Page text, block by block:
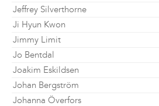
Jeffrey Silverthorne
Ji Hyun Kwon
Jimmy Limit
Jo Bentdal
Joakim Eskildsen
Johan Bergström
Johanna Överfors